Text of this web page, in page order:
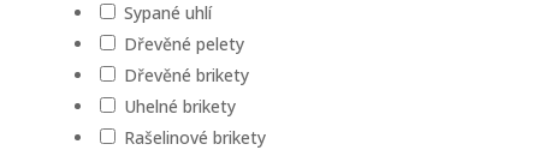
Sypané uhlí
Dřevěné pelety
Dřevěné brikety
Uhelné brikety
Rašelinové brikety